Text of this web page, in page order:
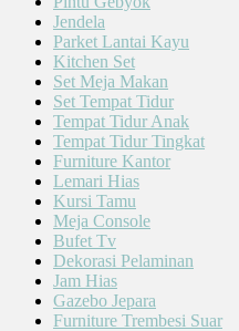
Jendela
Parket Lantai Kayu
Kitchen Set
Set Meja Makan
Set Tempat Tidur
Tempat Tidur Anak
Tempat Tidur Tingkat
Furniture Kantor
Lemari Hias
Kursi Tamu
Meja Console
Bufet Tv
Dekorasi Pelaminan
Jam Hias
Gazebo Jepara
Furniture Trembesi Suar